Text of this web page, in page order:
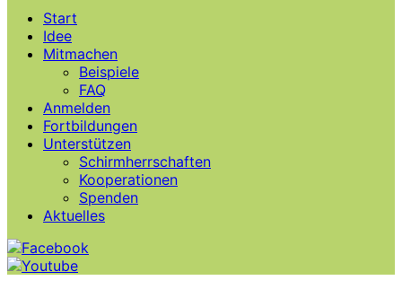
Start
Idee
Mitmachen
Beispiele
FAQ
Anmelden
Fortbildungen
Unterstützen
Schirmherrschaften
Kooperationen
Spenden
Aktuelles